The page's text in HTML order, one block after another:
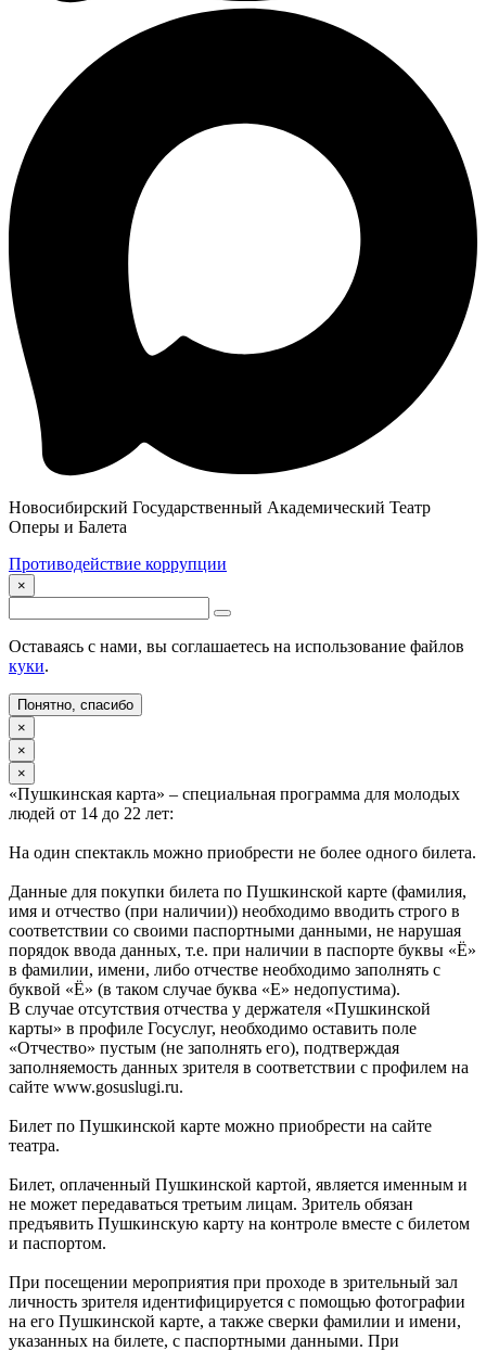
Новосибирский Государственный Академический Театр
Оперы и Балета
Противодействие коррупции
×
Оставаясь с нами, вы соглашаетесь на использование файлов
куки.
Понятно, спасибо
×
×
×
«Пушкинская карта» – специальная программа для молодых
людей от 14 до 22 лет:
На один спектакль можно приобрести не более одного билета.
Данные для покупки билета по Пушкинской карте (фамилия,
имя и отчество (при наличии)) необходимо вводить строго в
соответствии со своими паспортными данными, не нарушая
порядок ввода данных, т.е. при наличии в паспорте буквы «Ё»
в фамилии, имени, либо отчестве необходимо заполнять с
буквой «Ё» (в таком случае буква «Е» недопустима).
В случае отсутствия отчества у держателя «Пушкинской
карты» в профиле Госуслуг, необходимо оставить поле
«Отчество» пустым (не заполнять его), подтверждая
заполняемость данных зрителя в соответствии с профилем на
сайте www.gosuslugi.ru.
Билет по Пушкинской карте можно приобрести на сайте
театра.
Билет, оплаченный Пушкинской картой, является именным и
не может передаваться третьим лицам. Зритель обязан
предъявить Пушкинскую карту на контроле вместе с билетом
и паспортом.
При посещении мероприятия при проходе в зрительный зал
личность зрителя идентифицируется с помощью фотографии
на его Пушкинской карте, а также сверки фамилии и имени,
указанных на билете, с паспортными данными. При